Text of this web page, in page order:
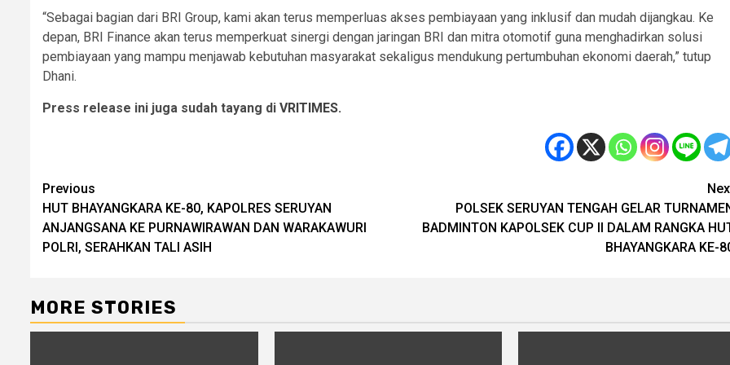
“Sebagai bagian dari BRI Group, kami akan terus memperluas akses pembiayaan yang inklusif dan mudah dijangkau. Ke
depan, BRI Finance akan terus memperkuat sinergi dengan jaringan BRI dan mitra otomotif guna menghadirkan solusi
pembiayaan yang mampu menjawab kebutuhan masyarakat sekaligus mendukung pertumbuhan ekonomi daerah,” tutup
Dhani.
Press release ini juga sudah tayang di VRITIMES.
Post
navigation
Previous
HUT BHAYANGKARA KE-80, KAPOLRES SERUYAN
ANJANGSANA KE PURNAWIRAWAN DAN WARAKAWURI
POLRI, SERAHKAN TALI ASIH
POLSEK SERUYAN TENGAH GELAR
BADMINTON KAPOLSEK CUP II DALAM RANGKA
BHAYANGKARA KE-
MORE STORIES